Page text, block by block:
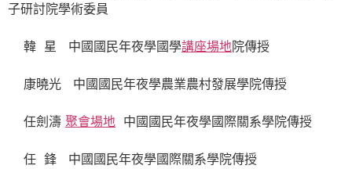
子研討院學術委員
韓 星 中國國民年夜學國學講座場地院傳授
康曉光 中國國民年夜學農業農村發展學院傳授
任劍濤 聚會場地 中國國民年夜學國際關系學院傳授
任 鋒 中國國民年夜學國際關系學院傳授